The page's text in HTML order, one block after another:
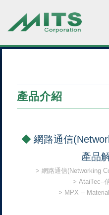
產品介紹
網路通信
產品
網路通信(Networking
AtaiTec--
MPX --